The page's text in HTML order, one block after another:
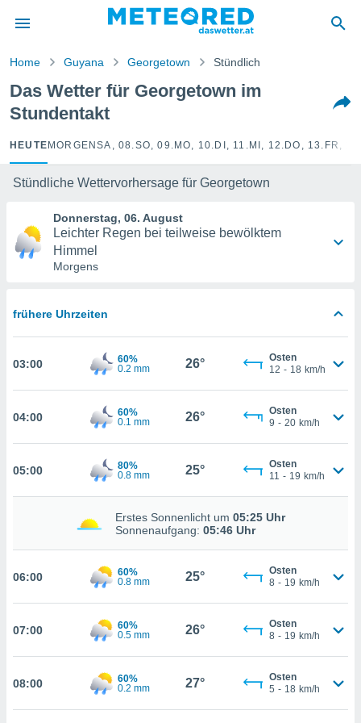
wurde
von
sind.
diese
auf
basiert,
uns,
Ihnen
zur
auf die
oder
es uns
AKZEPTIEREN
Home Guyana Georgetown Stündlich
Das Wetter für Georgetown im
Stundentakt
HEUTE MORGENSA, 08.SO, 09. MO, 10. DI, 11. MI, 12. DO, 13. FR,
Stündliche Wettervorhersage für Georgetown
Donnerstag, 06. August
Leichter Regen bei teilweise bewölktem
Himmel
Morgens
frühere Uhrzeiten
03:00
60%
0.2 mm
26°
Osten
12 - 18 km/h
04:00
60%
0.1 mm
26°
Osten
9 - 20 km/h
05:00
80%
0.8 mm
25°
Osten
11 - 19 km/h
Erstes Sonnenlicht um 05:25 Uhr
Sonnenaufgang: 05:46 Uhr
06:00
60%
0.8 mm
25°
Osten
8 - 19 km/h
07:00
60%
0.5 mm
26°
Osten
8 - 19 km/h
08:00
60%
0.2 mm
27°
Osten
5 - 18 km/h